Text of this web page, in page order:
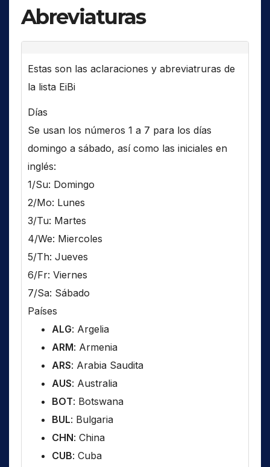
Abreviaturas
Estas son las aclaraciones y abreviatruras de
la lista EiBi
Días
Se usan los números 1 a 7 para los días
domingo a sábado, así como las iniciales en
inglés:
1/Su: Domingo
2/Mo: Lunes
3/Tu: Martes
4/We: Miercoles
5/Th: Jueves
6/Fr: Viernes
7/Sa: Sábado
Países
ALG: Argelia
ARM: Armenia
ARS: Arabia Saudita
AUS: Australia
BOT: Botswana
BUL: Bulgaria
CHN: China
CUB: Cuba